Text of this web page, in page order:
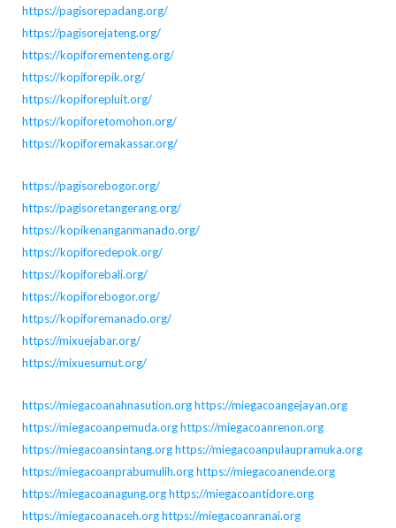
https://pagisorepadang.org/
https://pagisorejateng.org/
https://kopiforementeng.org/
https://kopiforepik.org/
https://kopiforepluit.org/
https://kopiforetomohon.org/
https://kopiforemakassar.org/
https://pagisorebogor.org/
https://pagisoretangerang.org/
https://kopikenanganmanado.org/
https://kopiforedepok.org/
https://kopiforebali.org/
https://kopiforebogor.org/
https://kopiforemanado.org/
https://mixuejabar.org/
https://mixuesumut.org/
https://miegacoanahnasution.orghttps://miegacoangejayan.org
https://miegacoanpemuda.orghttps://miegacoanrenon.org
https://miegacoansintang.orghttps://miegacoanpulaupramuka.org
https://miegacoanprabumulih.orghttps://miegacoanende.org
https://miegacoanagung.orghttps://miegacoantidore.org
https://miegacoanaceh.orghttps://miegacoanranai.org